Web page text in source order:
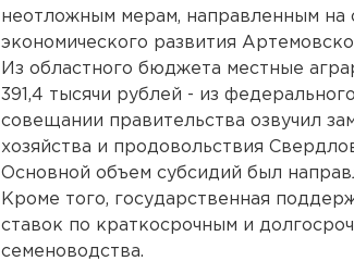
неотложным мерам, направленным на
экономического развития
Из областного бюджета местные
391,4 тысячи рублей - из
совещании правительства озвучил
хозяйства и продовольствия
Основной объем субсидий был
Кроме того, государственная
ставок по краткосрочным и
семеноводства.